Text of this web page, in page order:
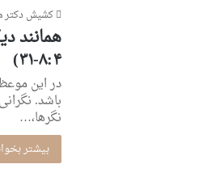
کشیش دکتر
همانند
۸:۴-۳۱)
در این
باشد.
نگرها،…
بیشتر